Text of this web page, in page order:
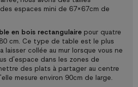
espaces mini de 67x67cm de
en bois rectangulaire pour quatre
cm. Ce type de table est le plus
laisser collée au mur lorsque vous ne
d'espace dans les zones de
des plats à partager au centre
mesure environ 90cm de large.